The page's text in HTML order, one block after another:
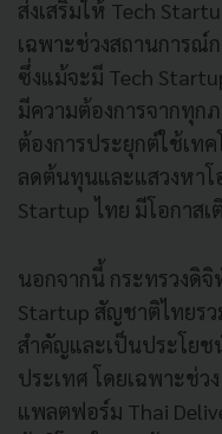
ส่งเสริมให้ Tech
เฉพาะช่วงสถานการณ์
ซึ่งแม้จะมี Tech
มีความต้องการจากทุก
ต้องการประยุกต์ใช้เท
ลดต้นทุนและแสวงหาโ
Startup ไทย มีโอกาสเ
นอกจากนี้ กระทรวงดิจิ
Startup สัญชาติไทยร
สำคัญและเป็นประโยช
ประเทศ โดยเฉพาะช่ว
แพลตฟอร์ม Thai